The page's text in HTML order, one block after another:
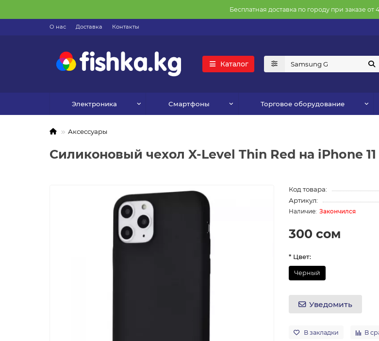
Бесплатная доставка по городу при заказе от
О нас Доставка Контакты
Каталог
Электроника Смартфоны Торговое оборудование
Аксессуары
Силиконовый чехол X-Level Thin Red на iPhone
Код товара:
Артикул:
Закончился
300 сом
* Цвет:
Черный
Уведомить
В закладки В